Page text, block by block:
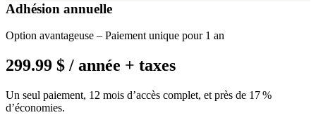
Adhésion annuelle
Option avantageuse – Paiement unique pour 1 an
299.99 $ / année + taxes
Un seul paiement, 12 mois d’accès complet, et près de 17 %
d’économies.